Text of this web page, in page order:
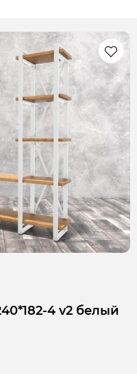
4 v2 белый